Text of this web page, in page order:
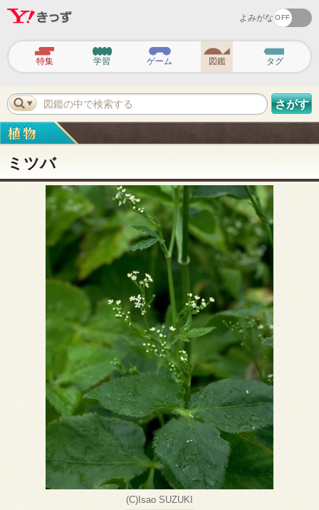
よみがな
ビ
ゲ
ー
シ
ョ
特集 学習 ゲーム 図鑑 タグ
図鑑の中で検索する さがす
ミツバ
(C)Isao SUZUKI